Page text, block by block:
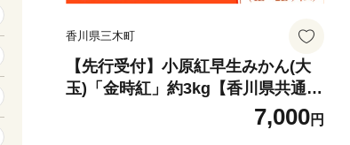
香川県三木町
【先行受付】小原紅早生みかん(大
玉)「金時紅」約3kg【香川県共通返
礼品】 | 甘い みかん ミカン 柑橘 柑
橘系 果物 フルーツ 青果 デザート
7,000円